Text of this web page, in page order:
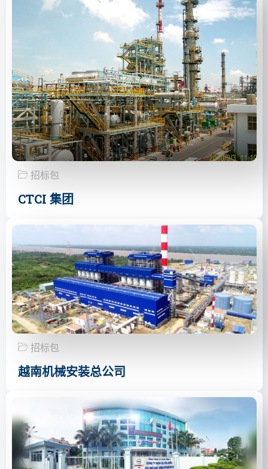
招标包
CTCI 集团
招标包
越南机械安装总公司